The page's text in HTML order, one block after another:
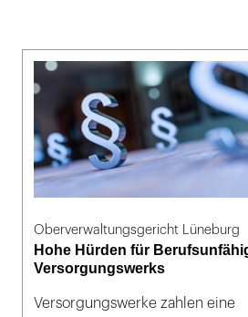
Oberverwaltungsgericht Lüneburg
Hohe Hürden für
Versorgungswerks
Versorgungswerke zahlen eine